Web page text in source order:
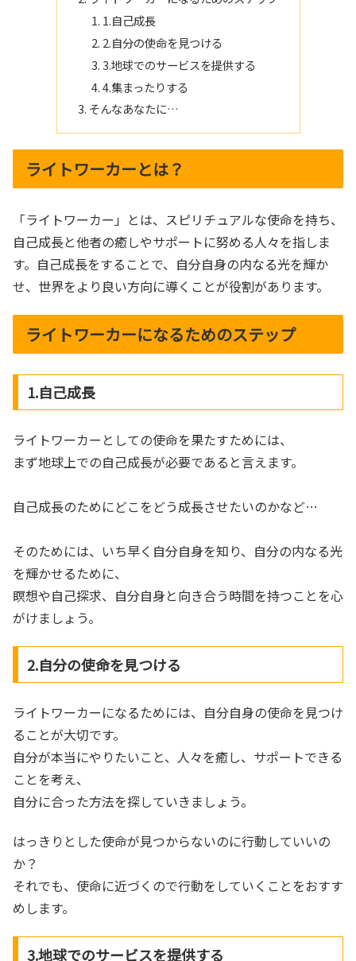
1.自己成長
2.自分の使命を見つける
3.地球でのサービスを提供する
4.集まったりする
そんなあなたに…
ライトワーカーとは？
「ライトワーカー」とは、スピリチュアルな使命を持ち、
自己成長と他者の癒しやサポートに努める人々を指しま
す。自己成長をすることで、自分自身の内なる光を輝か
せ、世界をより良い方向に導くことが役割があります。
ライトワーカーになるためのステップ
1.自己成長
ライトワーカーとしての使命を果たすためには、
まず地球上での自己成長が必要であると言えます。
自己成長のためにどこをどう成長させたいのかなど…
そのためには、いち早く自分自身を知り、自分の内なる光
を輝かせるために、
瞑想や自己探求、自分自身と向き合う時間を持つことを心
がけましょう。
2.自分の使命を見つける
ライトワーカーになるためには、自分自身の使命を見つけ
ることが大切です。
自分が本当にやりたいこと、人々を癒し、サポートできる
ことを考え、
自分に合った方法を探していきましょう。
はっきりとした使命が見つからないのに行動していいの
か？
それでも、使命に近づくので行動をしていくことをおすす
めします。
3.地球でのサービスを提供する